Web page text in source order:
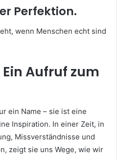
Perfektion.
wenn Menschen echt sind
Aufruf zum
ein Name – sie ist eine
Inspiration. In einer Zeit, in
Missverständnisse und
zeigt sie uns Wege, wie wir